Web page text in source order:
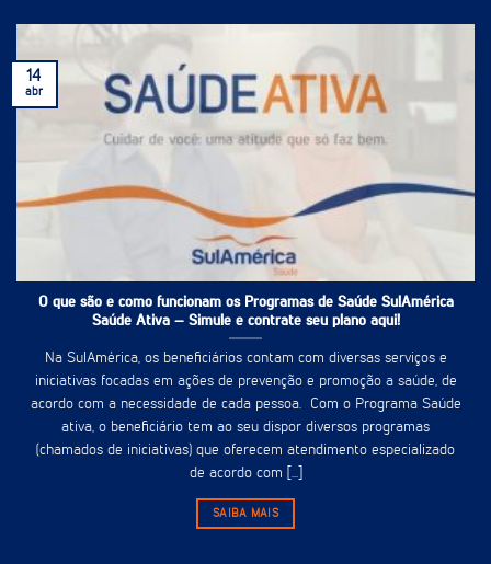
O que são e como funcionam os Programas de Saúde SulAmérica
Saúde Ativa – Simule e contrate seu plano aqui!
Na SulAmérica, os beneficiários contam com diversas serviços e
iniciativas focadas em ações de prevenção e promoção a saúde, de
acordo com a necessidade de cada pessoa. Com o Programa Saúde
ativa, o beneficiário tem ao seu dispor diversos programas
(chamados de iniciativas) que oferecem atendimento especializado
de acordo com [...]
SAIBA MAIS
14
abr